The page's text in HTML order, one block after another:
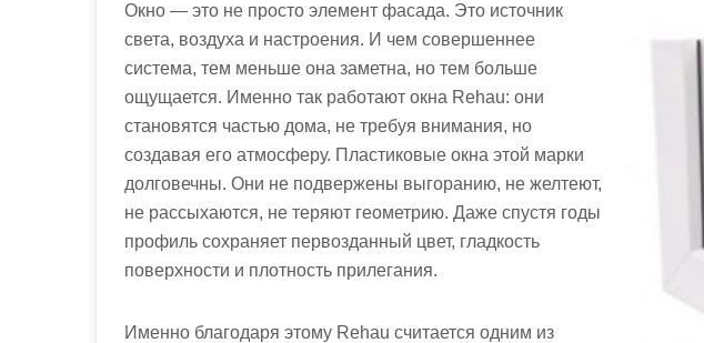
Окно — это не просто элемент фасада. Это источник
света, воздуха и настроения. И чем совершеннее
система, тем меньше она заметна, но тем больше
ощущается. Именно так работают окна Rehau: они
становятся частью дома, не требуя внимания, но
создавая его атмосферу. Пластиковые окна этой марки
долговечны. Они не подвержены выгоранию, не желтеют,
не рассыхаются, не теряют геометрию. Даже спустя годы
профиль сохраняет первозданный цвет, гладкость
поверхности и плотность прилегания.
Именно благодаря этому Rehau считается одним из